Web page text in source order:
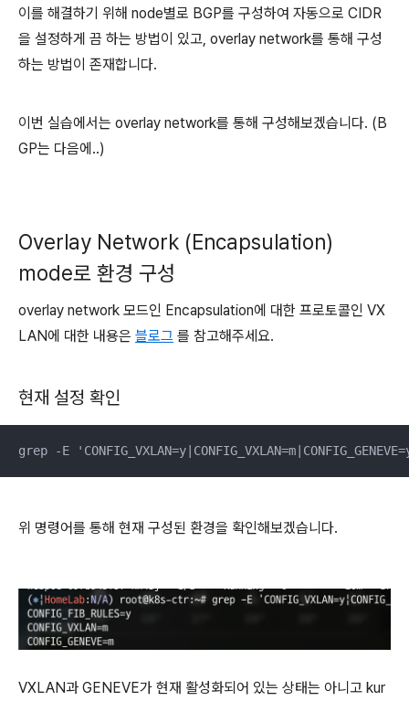
이를 해결하기 위해 node별로 BGP를 구성하여 자동으로 CIDR
을 설정하게 끔 하는 방법이 있고, overlay network를 통해 구성
하는 방법이 존재합니다.
이번 실습에서는 overlay network를 통해 구성해보겠습니다. (B
GP는 다음에..)
Overlay Network (Encapsulation)
mode로 환경 구성
overlay network 모드인 Encapsulation에 대한 프로토콜인 VX
LAN에 대한 내용은 블로그 를 참고해주세요.
현재 설정 확인
grep -E
위 명령어를 통해 현재 구성된 환경을 확인해보겠습니다.
VXLAN과 GENEVE가 현재 활성화되어 있는 상태는 아니고 kur